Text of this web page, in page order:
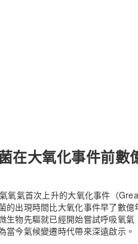
在大氧化事件前數
氧氣首次上升的大氧化事件（
出現時間比大氧化事件早了數
物先驅就已經開始嘗試呼吸氧
今氣候變遷時代帶來深遠啟示。